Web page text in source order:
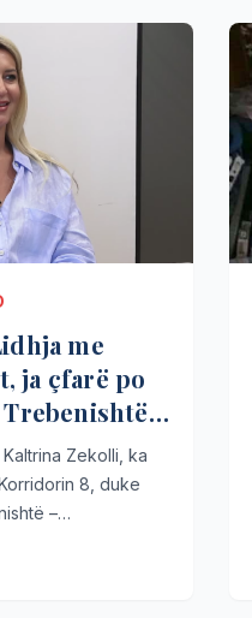
me
ja çfarë po
Zekolli, ka
8, duke
–…